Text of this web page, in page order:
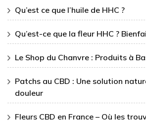
Qu’est ce que l’huile de HHC ?
Qu’est-ce que la fleur HHC ?
Le Shop du Chanvre : Produits à
Patchs au CBD : Une solution
douleur
Fleurs CBD en France – Où les